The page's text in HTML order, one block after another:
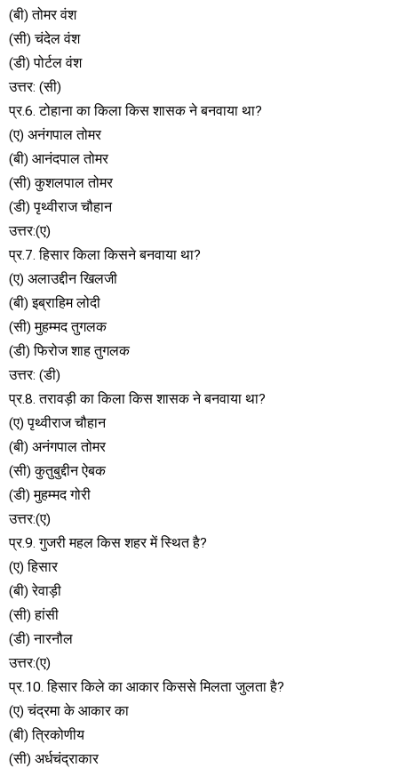
(बी) तोमर वंश
(सी) चंदेल वंश
(डी) पोर्टल वंश
उत्तर: (सी)
प्र.6. टोहाना का किला किस शासक ने बनवाया था?
(ए) अनंगपाल तोमर
(बी) आनंदपाल तोमर
(सी) कुशलपाल तोमर
(डी) पृथ्वीराज चौहान
उत्तर:(ए)
प्र.7. हिसार किला किसने बनवाया था?
(ए) अलाउद्दीन खिलजी
(बी) इब्राहिम लोदी
(सी) मुहम्मद तुगलक
(डी) फिरोज शाह तुगलक
उत्तर: (डी)
प्र.8. तरावड़ी का किला किस शासक ने बनवाया था?
(ए) पृथ्वीराज चौहान
(बी) अनंगपाल तोमर
(सी) कुतुबुद्दीन ऐबक
(डी) मुहम्मद गोरी
उत्तर:(ए)
प्र.9. गुजरी महल किस शहर में स्थित है?
(ए) हिसार
(बी) रेवाड़ी
(सी) हांसी
(डी) नारनौल
उत्तर:(ए)
प्र.10. हिसार किले का आकार किससे मिलता जुलता है?
(ए) चंद्रमा के आकार का
(बी) त्रिकोणीय
(सी) अर्धचंद्राकार